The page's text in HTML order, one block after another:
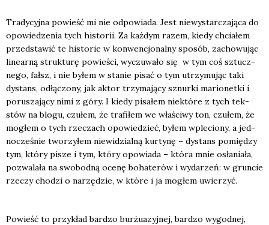
Tra­dy­cyj­na powieść mi nie odpo­wia­da. Jest nie­wy­star­cza­ją­ca do
opo­wie­dze­nia tych histo­rii. Za każ­dym razem, kie­dy chcia­łem
przed­sta­wić te histo­rie w kon­wen­cjo­nal­ny spo­sób, zacho­wu­jąc
line­ar­ną struk­tu­rę powie­ści, wyczu­wa­ło się w tym coś sztucz­
ne­go, fałsz, i nie byłem w sta­nie pisać o tym utrzy­mu­jąc taki
dystans, odłą­czo­ny, jak aktor trzy­ma­ją­cy sznur­ki mario­net­ki i
poru­sza­ją­cy nimi z góry. I kie­dy pisa­łem nie­któ­re z tych tek­
stów na blo­gu, czu­łem, że tra­fi­łem we wła­ści­wy ton, czu­łem, że
mogłem o tych rze­czach opo­wie­dzieć, byłem wple­cio­ny, a jed­
no­cze­śnie two­rzy­łem nie­wi­dzial­ną kur­ty­nę – dystans pomię­dzy
tym, któ­ry pisze i tym, któ­ry opo­wia­da – któ­ra mnie osła­nia­ła,
pozwa­la­ła na swo­bod­ną oce­nę boha­te­rów i wyda­rzeń: w grun­cie
rze­czy cho­dzi o narzę­dzie, w któ­re i ja mogłem uwie­rzyć.
Powieść to przy­kład bar­dzo bur­żu­azyj­nej, bar­dzo wygod­nej,